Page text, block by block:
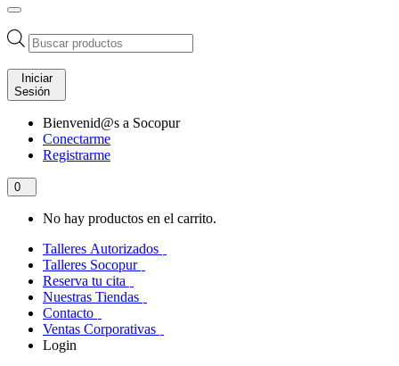
Búsqueda
de
productos
Iniciar
Sesión
Bienvenid@s a Socopur
Conectarme
Registrarme
0
No hay productos en el carrito.
Talleres Autorizados
Talleres Socopur
Reserva tu cita
Nuestras Tiendas
Contacto
Ventas Corporativas
Login